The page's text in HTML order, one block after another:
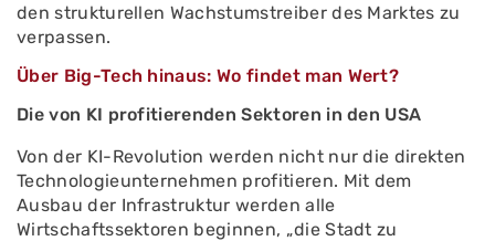
den strukturellen Wachstumstreiber des Marktes zu
verpassen.
Über Big-Tech hinaus: Wo findet man Wert?
Die von KI profitierenden Sektoren in den USA
Von der KI-Revolution werden nicht nur die direkten
Technologieunternehmen profitieren. Mit dem
Ausbau der Infrastruktur werden alle
Wirtschaftssektoren beginnen, „die Stadt zu